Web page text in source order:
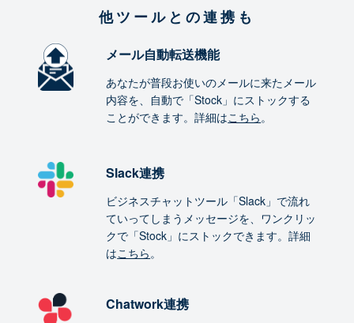
他ツールとの連携も
メール自動転送機能
あなたが普段お使いのメールに来たメール
内容を、自動で「Stock」にストックする
ことができます。詳細はこちら。
Slack連携
ビジネスチャットツール「Slack」で流れ
ていってしまうメッセージを、ワンクリッ
クで「Stock」にストックできます。詳細
はこちら。
Chatwork連携